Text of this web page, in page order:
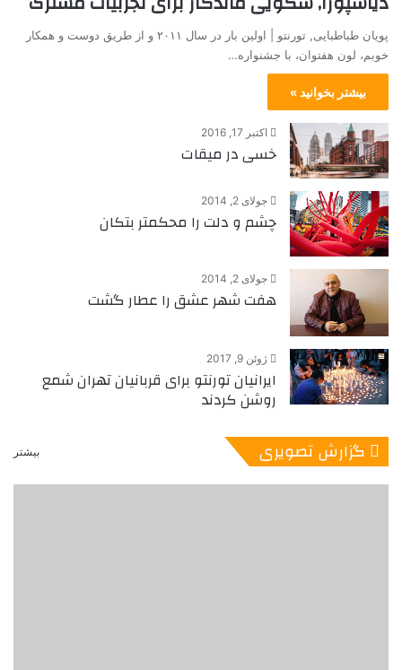
پویان طباطبایی, تورنتو | اولین بار در سال ۲۰۱۱ و از طریق دوست و همکار
خوبم، لون هفتوان، با جشنواره…
بیشتر بخوانید »
اکتبر 17, 2016
خسی در میقات
جولای 2, 2014
چشم و دلت را محکمتر بتکان
جولای 2, 2014
هفت شهر عشق را عطار گشت
ژوئن 9, 2017
ایرانیان تورنتو برای قربانیان تهران شمع
روشن کردند
گزارش تصویری بیشتر